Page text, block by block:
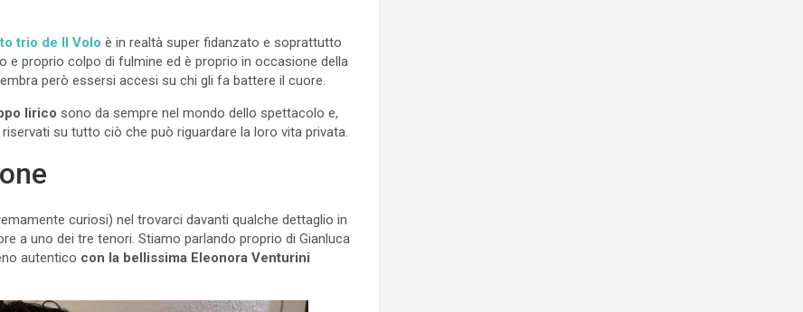
trio de Il Volo è in realtà super fidanzato e soprattutto
e proprio colpo di fulmine ed è proprio in occasione della
però essersi accesi su chi gli fa battere il cuore.
lirico sono da sempre nel mondo dello spettacolo e,
su tutto ciò che può riguardare la loro vita privata.
curiosi) nel trovarci davanti qualche dettaglio in
a uno dei tre tenori. Stiamo parlando proprio di Gianluca
autentico con la bellissima Eleonora Venturini